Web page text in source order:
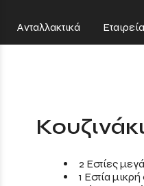
Ανταλλακτικά Εταιρεία
2 Εστίες
1 Εστία